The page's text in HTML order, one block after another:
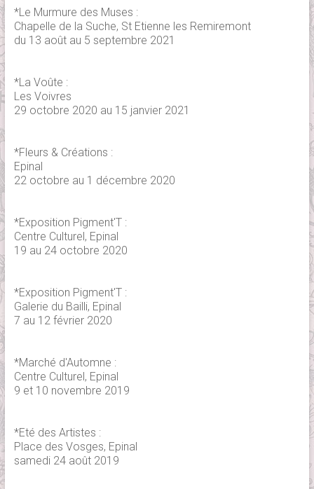
*Le Murmure des Muses :
Chapelle de la Suche, St Etienne les Remiremont
du 13 août au 5 septembre 2021
*La Voûte :
Les Voivres
29 octobre 2020 au 15 janvier 2021
*Fleurs & Créations :
Epinal
22 octobre au 1 décembre 2020
*Exposition Pigment'T :
Centre Culturel, Epinal
19 au 24 octobre 2020
*Exposition Pigment'T :
Galerie du Bailli, Epinal
7 au 12 février 2020
*Marché d'Automne :
Centre Culturel, Epinal
9 et 10 novembre 2019
*Eté des Artistes :
Place des Vosges, Epinal
samedi 24 août 2019